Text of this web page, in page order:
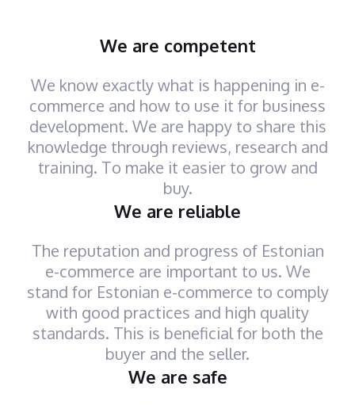
We are competent
We know exactly what is happening in e-
commerce and how to use it for business
development. We are happy to share this
knowledge through reviews, research and
training. To make it easier to grow and
buy.
We are reliable
The reputation and progress of Estonian
e-commerce are important to us. We
stand for Estonian e-commerce to comply
with good practices and high quality
standards. This is beneficial for both the
buyer and the seller.
We are safe